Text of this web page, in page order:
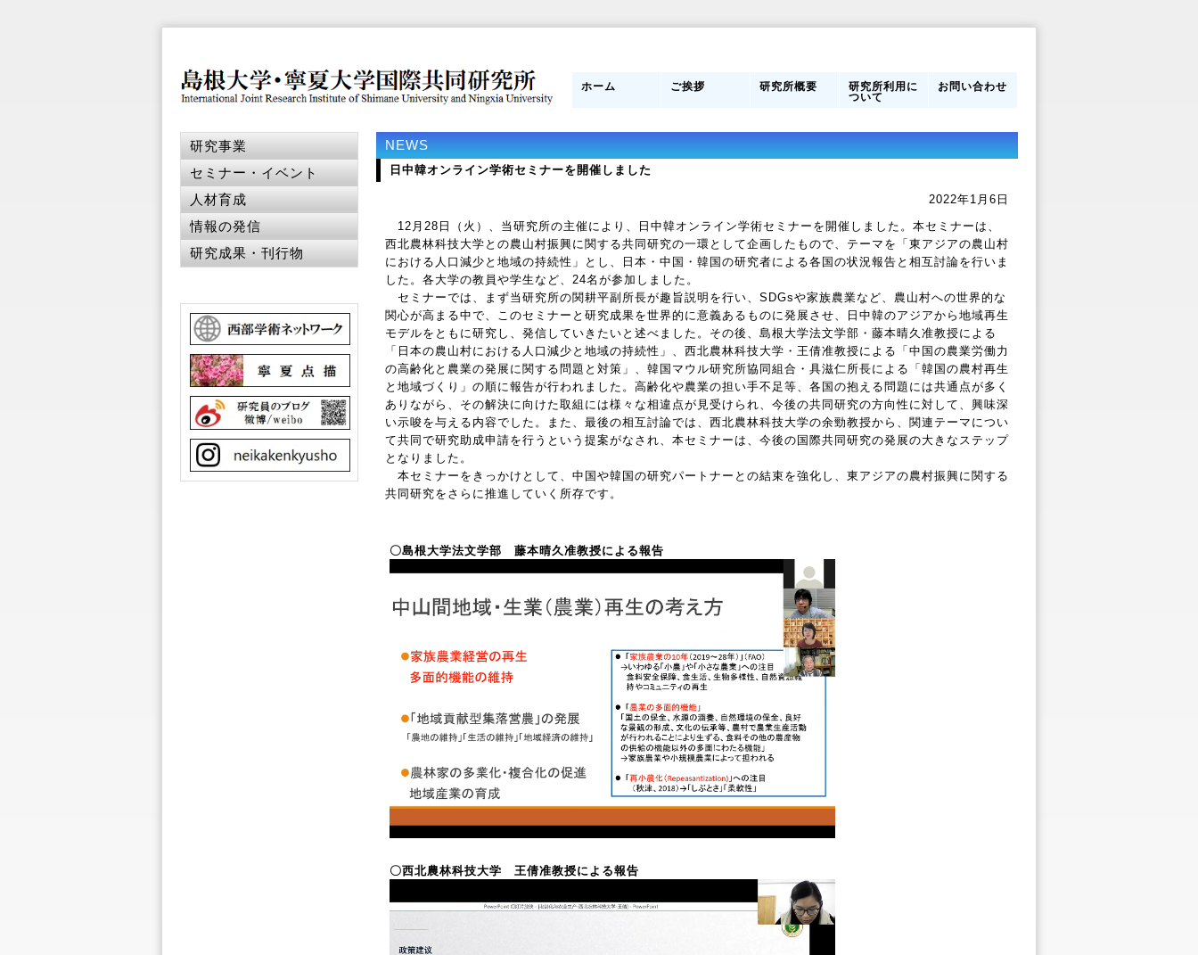
ホーム ご挨拶 研究所概要
み
研究所利用に
ついて
ついて
お問い合わせ
NEWS
日中韓オンライン学術セミナーを開催しました
2022年1月6日
12月28日（火）、当研究所の主催により、日中韓オンライン学術セミナーを開催しました。本セミナーは、
西北農林科技大学との農山村振興に関する共同研究の一環として企画したもので、テーマを「東アジアの農山村
における人口減少と地域の持続性」とし、日本・中国・韓国の研究者による各国の状況報告と相互討論を行いま
した。各大学の教員や学生など、24名が参加しました。
セミナーでは、まず当研究所の関耕平副所長が趣旨説明を行い、SDGsや家族農業など、農山村への世界的な
関心が高まる中で、このセミナーと研究成果を世界的に意義あるものに発展させ、日中韓のアジアから地域再生
モデルをともに研究し、発信していきたいと述べました。その後、島根大学法文学部・藤本晴久准教授による
「日本の農山村における人口減少と地域の持続性」、西北農林科技大学・王倩准教授による「中国の農業労働力
の高齢化と農業の発展に関する問題と対策」、韓国マウル研究所協同組合・具滋仁所長による「韓国の農村再生
と地域づくり」の順に報告が行われました。高齢化や農業の担い手不足等、各国の抱える問題には共通点が多く
ありながら、その解決に向けた取組には様々な相違点が見受けられ、今後の共同研究の方向性に対して、興味深
い示唆を与える内容でした。また、最後の相互討論では、西北農林科技大学の余勁教授から、関連テーマについ
て共同で研究助成申請を行うという提案がなされ、本セミナーは、今後の国際共同研究の発展の大きなステップ
となりました。
本セミナーをきっかけとして、中国や韓国の研究パートナーとの結束を強化し、東アジアの農村振興に関する
共同研究をさらに推進していく所存です。
〇島根大学法文学部 藤本晴久准教授による報告
〇西北農林科技大学 王倩准教授による報告
研究事業
セミナー・イベント
人材育成
情報の発信
研究成果・刊行物